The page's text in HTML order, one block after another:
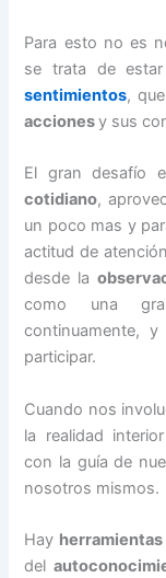
Para esto no es
se trata de
sentimientos,
accionesy sus
El gran desafío
cotidiano,
un poco mas y
actitud de
desde la
como una
continuamente,
participar.
Cuando nos
la realidad
con la guía de
nosotros mismos.
Hay herramientas
del